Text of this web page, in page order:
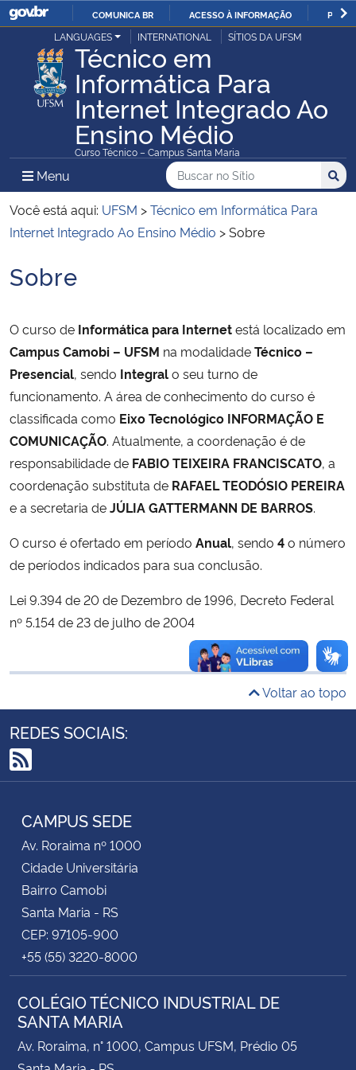
IR
PARA
O
CONTEÚDO
COMUNICA BR ACESSO À INFORMAÇÃO
Ministério da Justiça e Segurança Pública
Ministério da Defesa
Ministério das Relações Exteriores
Ministério da Infraestrutura
Ministério da Agricultura, Pecuária e Abastecimento
Ministério da Educação
Ministério da Cidadania
Ministério da Saúde
Ministério da Ciência, Tecnologia, Inovações e Comunicações
Ministério do Meio Ambiente
Ministério do Desenvolvimento Regional
Ministério da Mulher, da Família e dos Direitos Humanos
Secretaria-Geral
Advocacia-Geral da União
Banco Central do Brasil
Planalto
LANGUAGES INTERNATIONAL SÍTIOS DA UFSM
Técnico em
Informática Para
Internet Integrado Ao
Ensino Médio
Curso Técnico – Campus Santa Maria
Menu Menu Principal do Sítio
Busca
Buscar no no Sítio
Busca:
Você está aqui: UFSM >Técnico em Informática Para
Internet Integrado Ao Ensino Médio >Sobre
Início do conteúdo
Sobre
O curso de Informática para Internetestá localizado em
Campus Camobi – UFSM na modalidadeTécnico –
Presencial, sendo Integralo seu turno de
funcionamento. A área de conhecimento do curso é
classificada como Eixo Tecnológico INFORMAÇÃO E
COMUNICAÇÃO. Atualmente, a coordenação é de
responsabilidade de FABIO TEIXEIRA FRANCISCATO, a
coordenação substituta de RAFAEL TEODÓSIO PEREIRA
e a secretaria deJÚLIA GATTERMANN DE BARROS.
O curso é ofertado em período Anual, sendo 4o número
de períodos indicados para sua conclusão.
Lei 9.394 de 20 de Dezembro de 1996, Decreto Federal
nº 5.154 de 23 de julho de 2004
Voltar ao topo
REDES SOCIAIS:
RSS
CAMPUS SEDE
Av. Roraima nº 1000
Cidade Universitária
Bairro Camobi
Santa Maria - RS
CEP: 97105-900
+55 (55) 3220-8000
COLÉGIO TÉCNICO INDUSTRIAL DE
SANTA MARIA
Av. Roraima, n° 1000, Campus UFSM, Prédio 05